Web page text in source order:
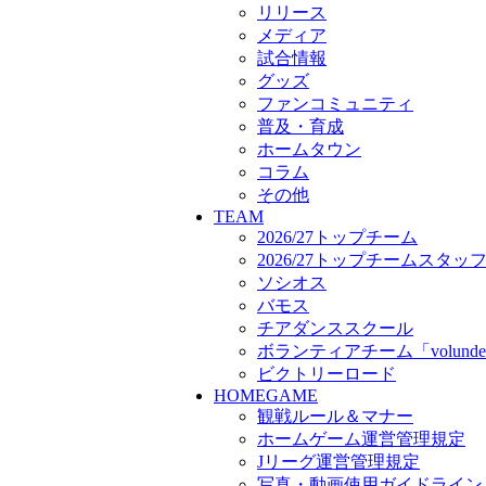
ボランティアチーム「
ビクトリーロード
HOMEGAME
観戦ルール＆マナー
ホームゲーム運営管理規定
Jリーグ運営管理規定
写真・動画使用ガイドライン
ロートフィールド奈良
SCHEDULE
2026/27
練習見学時のファンサービス
TICKET
奈良クラブ明治安田J3リーグ
奈良クラブ明治安田Ｊ3リー
観戦ルール＆マナー
FANCOMMUNITY
2026/27ファンコミュニティ
サポートショップ
GOODS
オフィシャルストア（実店舗
オンラインストア
ACADEMY
リリース
メディア
試合情報
グッズ
ファンコミュニティ
普及・育成
ホームタウン
コラム
その他
TEAM
2026/27トップチーム
2026/27トップチームスタッフ
ソシオス
バモス
チアダンススクール
ボランティアチーム「
ビクトリーロード
HOMEGAME
観戦ルール＆マナー
ホームゲーム運営管理規定
Jリーグ運営管理規定